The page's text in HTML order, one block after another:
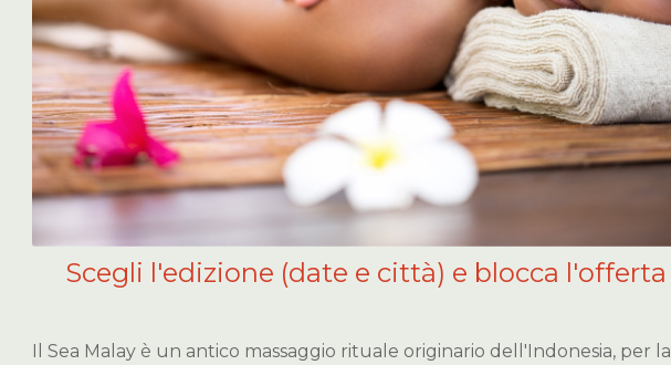
Scegli l'edizione (date e città) e blocca l'offerta
Il Sea Malay è un antico massaggio rituale originario dell'Indonesia, per la